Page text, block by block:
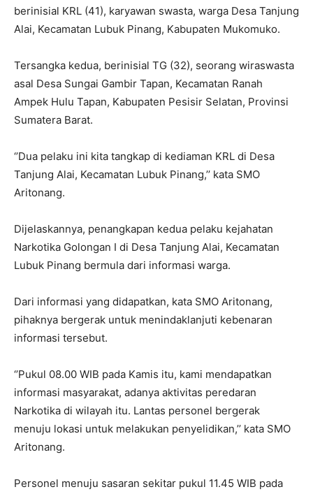
berinisial KRL (41), karyawan swasta, warga Desa Tanjung
Alai, Kecamatan Lubuk Pinang, Kabupaten Mukomuko.
Tersangka kedua, berinisial TG (32), seorang wiraswasta
asal Desa Sungai Gambir Tapan, Kecamatan Ranah
Ampek Hulu Tapan, Kabupaten Pesisir Selatan, Provinsi
Sumatera Barat.
‘’Dua pelaku ini kita tangkap di kediaman KRL di Desa
Tanjung Alai, Kecamatan Lubuk Pinang,’’ kata SMO
Aritonang.
Dijelaskannya, penangkapan kedua pelaku kejahatan
Narkotika Golongan I di Desa Tanjung Alai, Kecamatan
Lubuk Pinang bermula dari informasi warga.
Dari informasi yang didapatkan, kata SMO Aritonang,
pihaknya bergerak untuk menindaklanjuti kebenaran
informasi tersebut.
‘’Pukul 08.00 WIB pada Kamis itu, kami mendapatkan
informasi masyarakat, adanya aktivitas peredaran
Narkotika di wilayah itu. Lantas personel bergerak
menuju lokasi untuk melakukan penyelidikan,’’ kata SMO
Aritonang.
Personel menuju sasaran sekitar pukul 11.45 WIB pada